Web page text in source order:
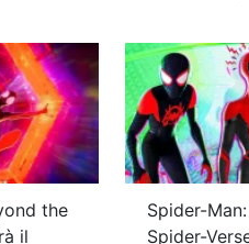
the
il
Spider-
Spider-